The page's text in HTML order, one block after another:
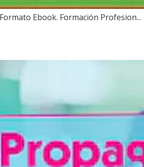
Ebook. Formación Profesion...